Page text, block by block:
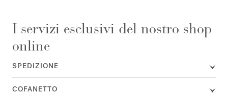
I servizi esclusivi del nostro shop
online
SPEDIZIONE
COFANETTO